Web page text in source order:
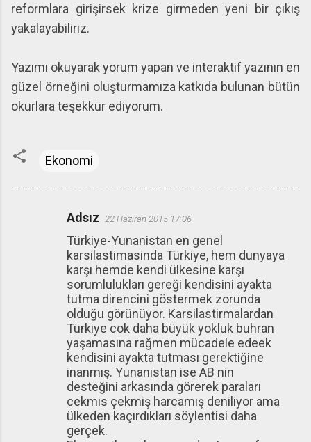
reformlara girişirsek krize girmeden yeni bir çıkış
yakalayabiliriz.
Yazımı okuyarak yorum yapan ve interaktif yazının en
güzel örneğini oluşturmamıza katkıda bulunan bütün
okurlara teşekkür ediyorum.
Ekonomi
Adsız 22 Haziran 2015 17:06
Türkiye-Yunanistan en genel
karsilastimasinda Türkiye, hem dunyaya
karşı hemde kendi ülkesine karşı
sorumlulukları gereği kendisini ayakta
tutma direncini göstermek zorunda
olduğu görünüyor. Karsilastirmalardan
Türkiye cok daha büyük yokluk buhran
yaşamasına rağmen mücadele edeek
kendisini ayakta tutması gerektiğine
inanmış. Yunanistan ise AB nin
desteğini arkasında görerek paraları
cekmis çekmiş harcamış deniliyor ama
ülkeden kaçırdıkları söylentisi daha
gerçek.